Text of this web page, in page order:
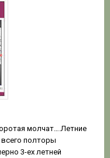
молчат….Летние
полторы
3-ех летней